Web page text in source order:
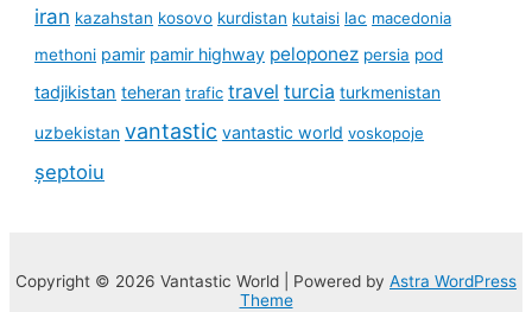
iran kazahstan kosovo kurdistan kutaisi lac macedonia
methoni pamir pamir highway peloponez persia pod
tadjikistan teheran trafic travel turcia turkmenistan
uzbekistan vantastic vantastic world voskopoje
șeptoiu
Copyright © 2026 Vantastic World | Powered by Astra WordPress
Theme